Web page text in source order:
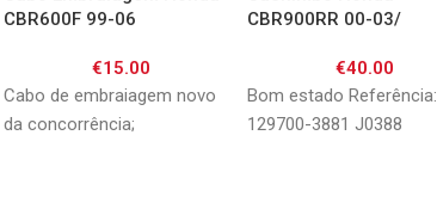
CBR600F 99-06
€15.00
Cabo de embraiagem novo
da concorrência;
CBR900RR 00-03/
€40.00
Bom estado Referência:
129700-3881 J0388